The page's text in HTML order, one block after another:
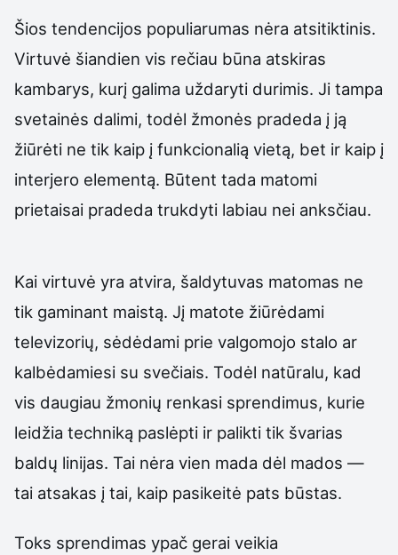
Šios tendencijos populiarumas nėra atsitiktinis.
Virtuvė šiandien vis rečiau būna atskiras
kambarys, kurį galima uždaryti durimis. Ji tampa
svetainės dalimi, todėl žmonės pradeda į ją
žiūrėti ne tik kaip į funkcionalią vietą, bet ir kaip į
interjero elementą. Būtent tada matomi
prietaisai pradeda trukdyti labiau nei anksčiau.
Kai virtuvė yra atvira, šaldytuvas matomas ne
tik gaminant maistą. Jį matote žiūrėdami
televizorių, sėdėdami prie valgomojo stalo ar
kalbėdamiesi su svečiais. Todėl natūralu, kad
vis daugiau žmonių renkasi sprendimus, kurie
leidžia techniką paslėpti ir palikti tik švarias
baldų linijas. Tai nėra vien mada dėl mados —
tai atsakas į tai, kaip pasikeitė pats būstas.
Toks sprendimas ypač gerai veikia